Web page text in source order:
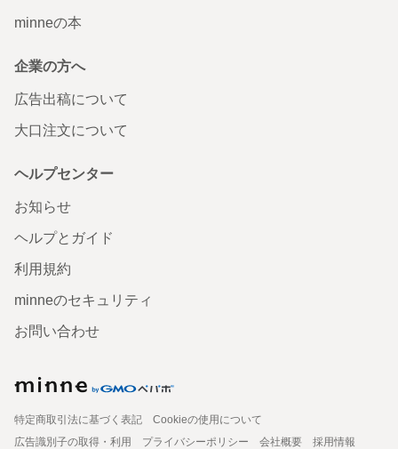
minneの本
企業の方へ
広告出稿について
大口注文について
ヘルプセンター
お知らせ
ヘルプとガイド
利用規約
minneのセキュリティ
お問い合わせ
特定商取引法に基づく表記
Cookieの使用について
広告識別子の取得・利用
プライバシーポリシー 会社概要
採用情報